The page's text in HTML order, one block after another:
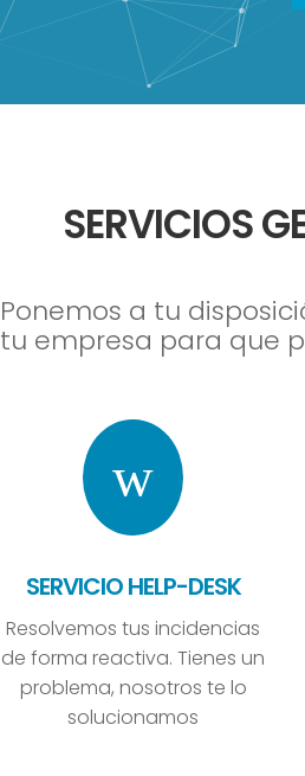
SERVICIOS
Ponemos a tu
tu empresa para que
w
SERVICIO HELP-DESK
Resolvemos tus incidencias
de forma reactiva. Tienes un
problema, nosotros te lo
solucionamos